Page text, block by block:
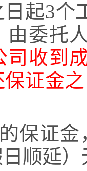
日起3个
由委托
司收到
证金
保证
日顺延